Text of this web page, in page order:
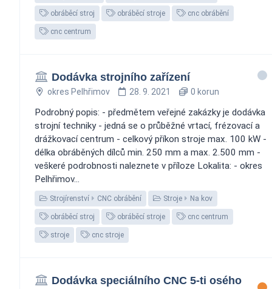
obráběcí stroj obráběcí stroje cnc obrábění
cnc centrum
Dodávka strojního zařízení
okres Pelhřimov 28. 9. 2021 0 korun
Podrobný popis: - předmětem veřejné zakázky je dodávka
strojní techniky - jedná se o průběžné vrtací, frézovací a
drážkovací centrum - celkový příkon stroje max. 100 kW -
délka obráběných dílců min. 250 mm a max. 2.500 mm -
veškeré podrobnosti naleznete v příloze Lokalita: - okres
Pelhřimov...
Strojírenství CNC obrábění Stroje Na kov
obráběcí stroj obráběcí stroje cnc centrum
stroje cnc stroje
Dodávka speciálního CNC 5-ti osého